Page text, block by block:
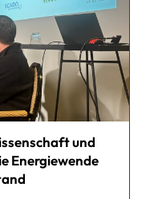
und
Energiewende